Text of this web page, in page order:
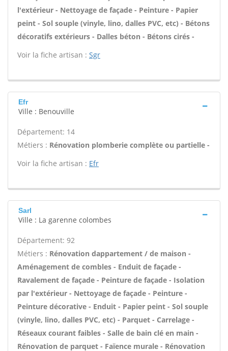
l'extérieur - Nettoyage de façade - Peinture - Papier
peint - Sol souple (vinyle, lino, dalles PVC, etc) - Bétons
décoratifs extérieurs - Dalles béton - Bétons cirés -
Voir la fiche artisan : Sgr
Efr
Ville : Benouville
Département: 14
Métiers : Rénovation plomberie complète ou partielle -
Voir la fiche artisan : Efr
Sarl
Ville : La garenne colombes
Département: 92
Métiers : Rénovation dappartement / de maison -
Aménagement de combles - Enduit de façade -
Ravalement de façade - Peinture de façade - Isolation
par l'extérieur - Nettoyage de façade - Peinture -
Peinture décorative - Enduit - Papier peint - Sol souple
(vinyle, lino, dalles PVC, etc) - Parquet - Carrelage -
Réseaux courant faibles - Salle de bain clé en main -
Rénovation de parquet - Faïence murale - Rénovation